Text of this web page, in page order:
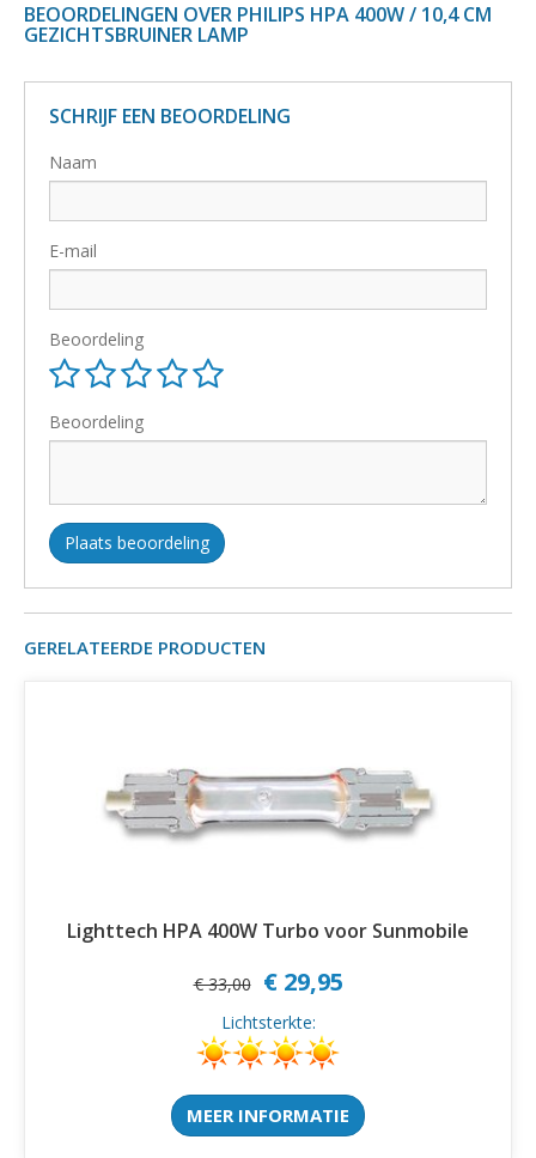
BEOORDELINGEN OVER PHILIPS HPA 400W / 10,4 CM
GEZICHTSBRUINER LAMP
SCHRIJF EEN BEOORDELING
Naam
E-mail
Beoordeling
Beoordeling
Plaats beoordeling
GERELATEERDE PRODUCTEN
Lighttech HPA 400W Turbo voor Sunmobile
€ 33,00 € 29,95
Lichtsterkte:
MEER INFORMATIE